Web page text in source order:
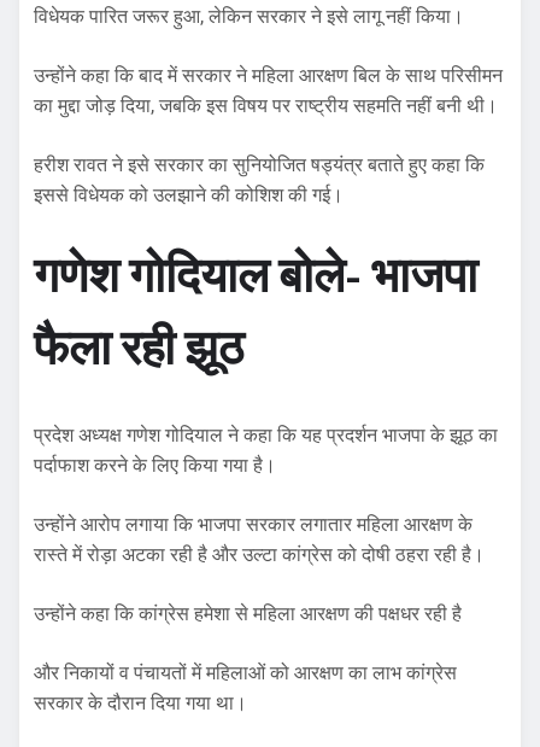
विधेयक पारित जरूर हुआ, लेकिन सरकार ने इसे लागू नहीं किया।
उन्होंने कहा कि बाद में सरकार ने महिला आरक्षण बिल के साथ परिसीमन
का मुद्दा जोड़ दिया, जबकि इस विषय पर राष्ट्रीय सहमति नहीं बनी थी।
हरीश रावत ने इसे सरकार का सुनियोजित षड्यंत्र बताते हुए कहा कि
इससे विधेयक को उलझाने की कोशिश की गई।
गणेश गोदियाल बोले- भाजपा
फैला रही झूठ
प्रदेश अध्यक्ष गणेश गोदियाल ने कहा कि यह प्रदर्शन भाजपा के झूठ का
पर्दाफाश करने के लिए किया गया है।
उन्होंने आरोप लगाया कि भाजपा सरकार लगातार महिला आरक्षण के
रास्ते में रोड़ा अटका रही है और उल्टा कांग्रेस को दोषी ठहरा रही है।
उन्होंने कहा कि कांग्रेस हमेशा से महिला आरक्षण की पक्षधर रही है
और निकायों व पंचायतों में महिलाओं को आरक्षण का लाभ कांग्रेस
सरकार के दौरान दिया गया था।